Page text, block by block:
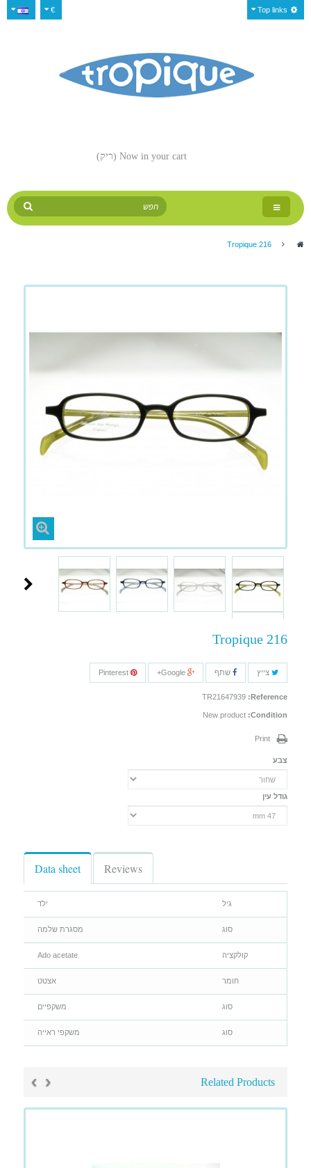
€ Top links
Now in your cart (ריק)
Toggle
navigation
>
Tropique 216
צייץ שתף
Reference:
TR21647939
Condition:
New product
Print
צבע
גודל עין
Data sheet Reviews
גיל ילד
סוג מסגרת שלמה
קולקציה Ado acetate
חומר אצטט
סוג משקפיים
סוג משקפי ראייה
Related Products
‹
›